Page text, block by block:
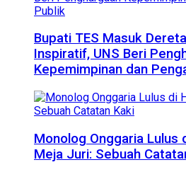
Bupati TES Masuk
Inspiratif, UNS Beri
Kepemimpinan dan
Monolog Onggaria Lulus
Meja Juri: Sebuah